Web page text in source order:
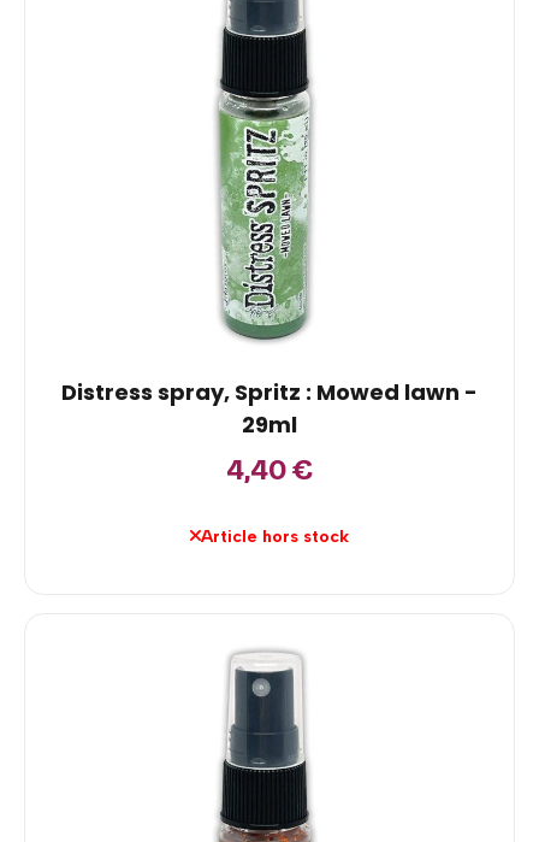
Distress spray, Spritz : Mowed lawn -
29ml
4,40€
Article hors stock